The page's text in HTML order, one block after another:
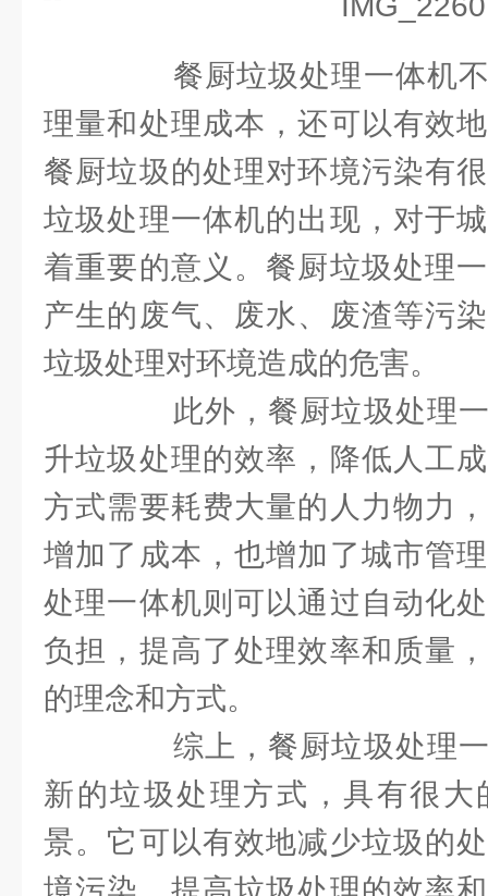
餐厨垃圾处理一体机不
理量和处理成本，还可以有效
餐厨垃圾的处理对环境污染有
垃圾处理一体机的出现，对于
着重要的意义。餐厨垃圾处理
产生的废气、废水、废渣等污
垃圾处理对环境造成的危害。
此外，餐厨垃圾处理一
升垃圾处理的效率，降低人工
方式需要耗费大量的人力物力
增加了成本，也增加了城市管
处理一体机则可以通过自动化
负担，提高了处理效率和质量
的理念和方式。
综上，餐厨垃圾处理一
新的垃圾处理方式，具有很
景。它可以有效地减少垃圾的